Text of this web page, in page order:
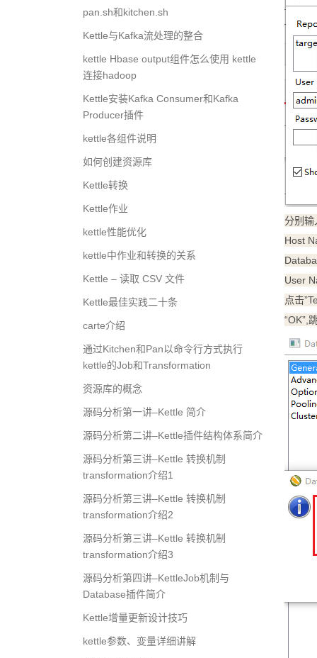
pan.sh和kitchen.sh
Kettle与Kafka流处理的整合
kettle Hbase output组件怎么使用 kettle
连接hadoop
Kettle安装Kafka Consumer和Kafka
Producer插件
kettle各组件说明
如何创建资源库
Kettle转换
Kettle作业
kettle性能优化
kettle中作业和转换的关系
Kettle – 读取 CSV 文件
Kettle最佳实践二十条
carte介绍
通过Kitchen和Pan以命令行方式执行
kettle的Job和Transformation
资源库的概念
源码分析第一讲–Kettle 简介
源码分析第二讲–Kettle插件结构体系简介
源码分析第三讲–Kettle 转换机制
transformation介绍1
源码分析第三讲–Kettle 转换机制
transformation介绍2
源码分析第三讲–Kettle 转换机制
transformation介绍3
源码分析第四讲–KettleJob机制与
Database插件简介
Kettle增量更新设计技巧
kettle参数、变量详细讲解
分别
Host
User
点击
“OK”,